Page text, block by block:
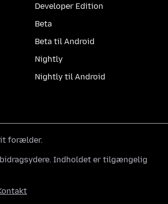
Developer Edition
Beta
Beta til Android
Nightly
Nightly til Android
forælder.
Indholdet er tilgængelig